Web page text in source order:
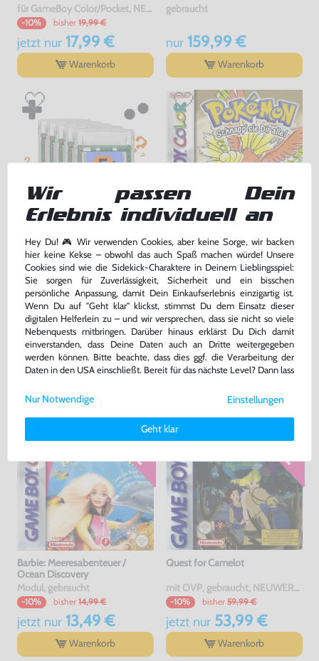
für GameBoy Color/Pocket, NEU & OVP
-10% bisher 19,99 €
jetzt nur17,99 €
Warenkorb
gebraucht
nur159,99 €
Warenkorb
Wundertüte: 5 Original
GameBoy Color Spiele
gebraucht
nur54,99 €
Warenkorb
Pokemon Goldene Edition
DEUTSCH, Modul, gebraucht
nur99,99 €
Warenkorb
DAS HABEN ANDERE DAZU
Barbie: Meeresabenteuer /
Ocean Discovery
Modul, gebraucht
-10% bisher 14,99 €
jetzt nur13,49 €
Warenkorb
Quest for Camelot
mit OVP, gebraucht, NEUWERTIG
-10% bisher 59,99 €
jetzt nur53,99 €
Warenkorb
Wir passen Dein
Erlebnis individuell an
Hey Du! 🎮 Wir verwenden Cookies, aber keine Sorge, wir backen
hier keine Kekse – obwohl das auch Spaß machen würde! Unsere
Cookies sind wie die Sidekick-Charaktere in Deinem Lieblingsspiel:
Sie sorgen für Zuverlässigkeit, Sicherheit und ein bisschen
persönliche Anpassung, damit Dein Einkaufserlebnis einzigartig ist.
Wenn Du auf "Geht klar" klickst, stimmst Du dem Einsatz dieser
digitalen Helferlein zu – und wir versprechen, dass sie nicht so viele
Nebenquests mitbringen. Darüber hinaus erklärst Du Dich damit
einverstanden, dass Deine Daten auch an Dritte weitergegeben
werden können. Bitte beachte, dass dies ggf. die Verarbeitung der
Daten in den USA einschließt. Bereit für das nächste Level? Dann lass
Weitere Informationen zu den von uns verwendeten Cookies und
Deinen Rechten als Nutzer findest Du in unsererDaten­schutz­
Impressum.
Einstellungen
Geht klar
Nur Notwendige